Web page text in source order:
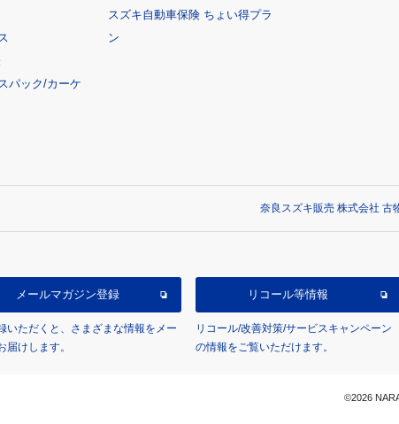
パック/カーケ
スズキ自動車保険 ちょい得プラ
ン
奈良スズキ販売 株式会社
メールマガジン登録
いただくと、さまざまな情報をメー
届けします。
リコール等情報
リコール/改善対策/サービスキャンペーン
の情報をご覧いただけます。
©2026